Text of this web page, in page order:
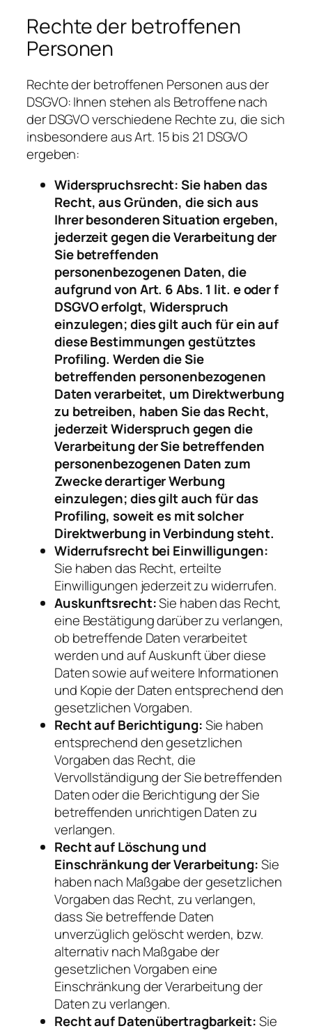
Rechte der betroffenen
Personen
Rechte der betroffenen Personen aus der
DSGVO: Ihnen stehen als Betroffene nach
der DSGVO verschiedene Rechte zu, die sich
insbesondere aus Art. 15 bis 21 DSGVO
ergeben:
Widerspruchsrecht: Sie haben das
Recht, aus Gründen, die sich aus
Ihrer besonderen Situation ergeben,
jederzeit gegen die Verarbeitung der
Sie betreffenden
personenbezogenen Daten, die
aufgrund von Art. 6 Abs. 1 lit. e oder f
DSGVO erfolgt, Widerspruch
einzulegen; dies gilt auch für ein auf
diese Bestimmungen gestütztes
Profiling. Werden die Sie
betreffenden personenbezogenen
Daten verarbeitet, um Direktwerbung
zu betreiben, haben Sie das Recht,
jederzeit Widerspruch gegen die
Verarbeitung der Sie betreffenden
personenbezogenen Daten zum
Zwecke derartiger Werbung
einzulegen; dies gilt auch für das
Profiling, soweit es mit solcher
Direktwerbung in Verbindung steht.
Widerrufsrecht bei Einwilligungen:
Sie haben das Recht, erteilte
Einwilligungen jederzeit zu widerrufen.
Auskunftsrecht:Sie haben das Recht,
eine Bestätigung darüber zu verlangen,
ob betreffende Daten verarbeitet
werden und auf Auskunft über diese
Daten sowie auf weitere Informationen
und Kopie der Daten entsprechend den
gesetzlichen Vorgaben.
Recht auf Berichtigung:Sie haben
entsprechend den gesetzlichen
Vorgaben das Recht, die
Vervollständigung der Sie betreffenden
Daten oder die Berichtigung der Sie
betreffenden unrichtigen Daten zu
verlangen.
Recht auf Löschung und
Einschränkung der Verarbeitung:Sie
haben nach Maßgabe der gesetzlichen
Vorgaben das Recht, zu verlangen,
dass Sie betreffende Daten
unverzüglich gelöscht werden, bzw.
alternativ nach Maßgabe der
gesetzlichen Vorgaben eine
Einschränkung der Verarbeitung der
Daten zu verlangen.
Recht auf Datenübertragbarkeit:Sie